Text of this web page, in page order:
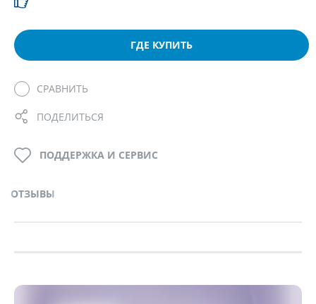
ГДЕ КУПИТЬ
СРАВНИТЬ
ПОДЕЛИТЬСЯ
ОТЗЫВЫ
ПОДДЕРЖКА И СЕРВИС